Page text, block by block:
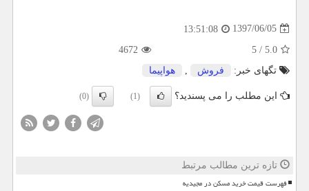
1397/06/05
13:51:08
5.0
/
5
4672
تگهای خبر:
فروش هواپیما
این مطلب را می پسندید؟ (1)
(0)
تازه ترین مطالب مرتبط
فهرست قیمت خرید مسکن در مجیدیه